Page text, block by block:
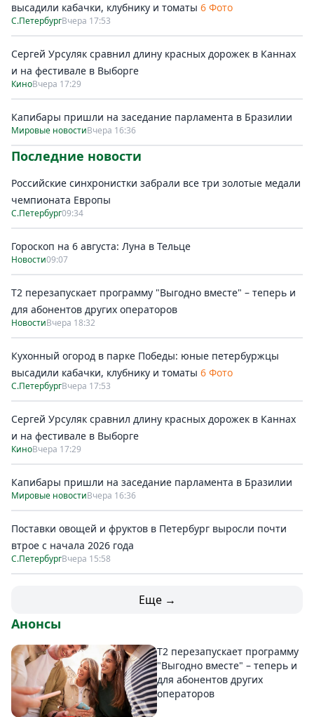
высадили кабачки, клубнику и томаты 6 Фото
С.ПетербургВчера 17:53
Сергей Урсуляк сравнил длину красных дорожек в Каннах
и на фестивале в Выборге
КиноВчера 17:29
Капибары пришли на заседание парламента в Бразилии
Мировые новостиВчера 16:36
Последние новости
Российские синхронистки забрали все три золотые медали
чемпионата Европы
С.Петербург09:34
Гороскоп на 6 августа: Луна в Тельце
Новости09:07
Т2 перезапускает программу "Выгодно вместе" – теперь и
для абонентов других операторов
НовостиВчера 18:32
Кухонный огород в парке Победы: юные петербуржцы
высадили кабачки, клубнику и томаты 6 Фото
С.ПетербургВчера 17:53
Сергей Урсуляк сравнил длину красных дорожек в Каннах
и на фестивале в Выборге
КиноВчера 17:29
Капибары пришли на заседание парламента в Бразилии
Мировые новостиВчера 16:36
Поставки овощей и фруктов в Петербург выросли почти
втрое с начала 2026 года
С.ПетербургВчера 15:58
Еще →
Анонсы
Т2 перезапускает программу
"Выгодно вместе" – теперь и
для абонентов других
операторов